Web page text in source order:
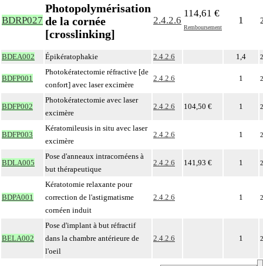
BDRP027
Photopolymérisation
de la cornée
[crosslinking]
2.4.2.6
114,61 €
Remboursement
1
BDEA002 Épikératophakie 2.4.2.6 1,4
BDFP001
Photokératectomie réfractive [de
confort] avec laser excimère
2.4.2.6 1
BDFP002
Photokératectomie avec laser
excimère
2.4.2.6 104,50 € 1
BDFP003
Kératomileusis in situ avec laser
excimère
2.4.2.6 1
BDLA005
Pose d'anneaux intracornéens à
but thérapeutique
2.4.2.6 141,93 € 1
BDPA001
Kératotomie relaxante pour
correction de l'astigmatisme
cornéen induit
2.4.2.6 1
BELA002
Pose d'implant à but réfractif
dans la chambre antérieure de
l'oeil
2.4.2.6 1